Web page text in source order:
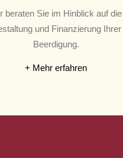
beraten Sie im Hinblick auf die
und Finanzierung Ihrer
Beerdigung.
+ Mehr erfahren